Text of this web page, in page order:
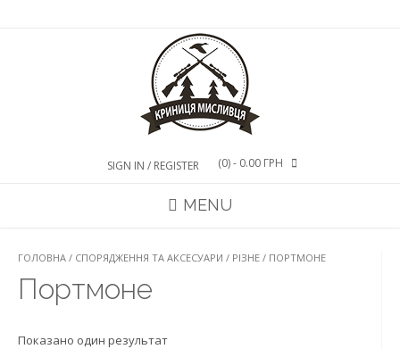
SIGN IN / REGISTER (0)- 0.00 ГРН
MENU
ГОЛОВНА / СПОРЯДЖЕННЯ ТА АКСЕСУАРИ / РІЗНЕ / ПОРТМОНЕ
Портмоне
Показано один результат